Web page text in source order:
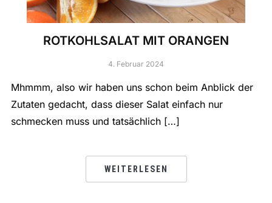
ROTKOHLSALAT MIT ORANGEN
4. Februar 2024
Mhmmm, also wir haben uns schon beim Anblick der
Zutaten gedacht, dass dieser Salat einfach nur
schmecken muss und tatsächlich […]
WEITERLESEN